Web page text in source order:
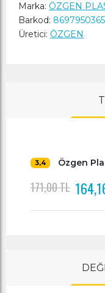
Marka: ÖZGEN
Barkod:
Üretici: ÖZGEN
3,4 Özgen
171,00 TL